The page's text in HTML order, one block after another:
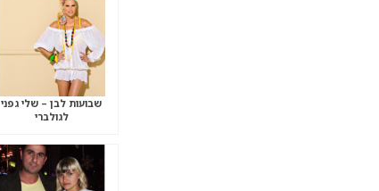
שבועות לבן – שלי גפני
לגולברי